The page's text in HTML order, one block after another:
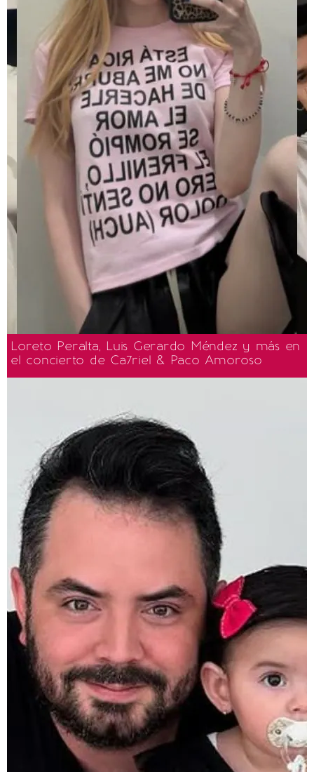
Loreto Peralta, Luis Gerardo Méndez y más en
el concierto de Ca7riel & Paco Amoroso